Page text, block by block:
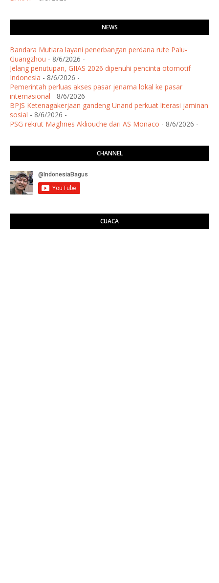
NEWS
Bandara Mutiara layani penerbangan perdana rute Palu-
Guangzhou - 8/6/2026 -
Jelang penutupan, GIIAS 2026 dipenuhi pencinta otomotif
Indonesia - 8/6/2026 -
Pemerintah perluas akses pasar jenama lokal ke pasar
internasional - 8/6/2026 -
BPJS Ketenagakerjaan gandeng Unand perkuat literasi jaminan
sosial - 8/6/2026 -
PSG rekrut Maghnes Akliouche dari AS Monaco - 8/6/2026 -
CHANNEL
CUACA